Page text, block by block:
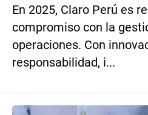
En 2025, Claro Perú es
compromiso con la
operaciones. Con
responsabilidad, i...